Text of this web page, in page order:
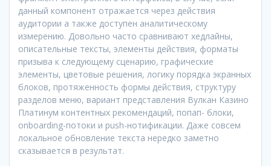
данный компонент отражается через действия
аудитории а также доступен аналитическому
измерению. Довольно часто сравнивают хедлайны,
описательные тексты, элементы действия, форматы
призыва к следующему сценарию, графические
элементы, цветовые решения, логику порядка экранных
блоков, протяженность формы действия, структуру
разделов меню, вариант представления Вулкан Казино
Платинум контентных рекомендаций, попап- блоки,
onboarding-потоки и push-нотификации. Даже совсем
локальное обновление текста нередко заметно
сказывается в результат.